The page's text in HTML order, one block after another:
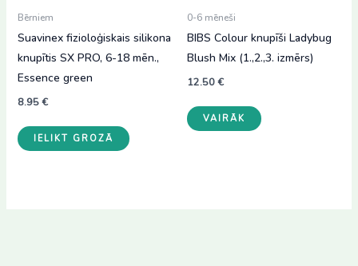
Bērniem
Suavinex fizioloģiskais silikona
knupītis SX PRO, 6-18 mēn.,
Essence green
8.95€
IELIKT GROZĀ
0-6 mēneši
BIBS Colour knupīši Ladybug
Blush Mix (1.,2.,3. izmērs)
12.50€
VAIRĀK
product